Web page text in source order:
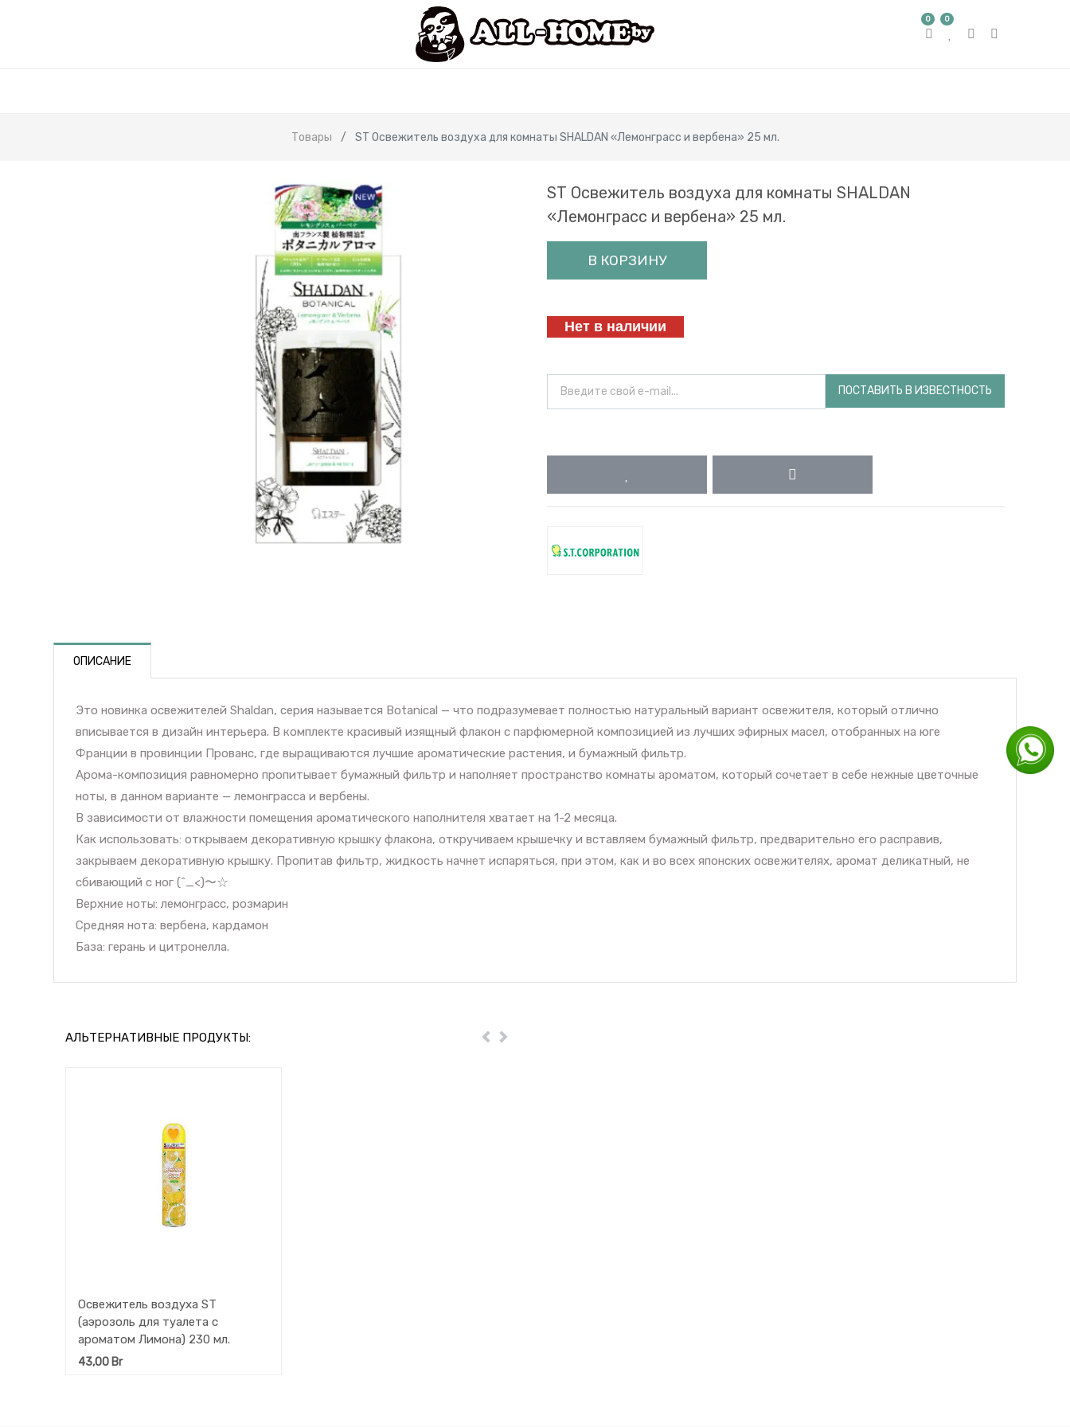
0 0
Товары ST Освежитель воздуха для комнаты SHALDAN «Лемонграсс и вербена» 25 мл.
ST Освежитель воздуха для комнаты SHALDAN
«Лемонграсс и вербена» 25 мл.
В КОРЗИНУ
Нет в наличии
ПОСТАВИТЬ В ИЗВЕСТНОСТЬ
ОПИСАНИЕ
Это новинка освежителей Shaldan, серия называется Botanical — что подразумевает полностью натуральный вариант освежителя, который отлично
вписывается в дизайн интерьера. В комплекте красивый изящный флакон с парфюмерной композицией из лучших эфирных масел, отобранных на юге
Франции в провинции Прованс, где выращиваются лучшие ароматические растения, и бумажный фильтр.
Арома-композиция равномерно пропитывает бумажный фильтр и наполняет пространство комнаты ароматом, который сочетает в себе нежные цветочные
ноты, в данном варианте — лемонграсса и вербены.
В зависимости от влажности помещения ароматического наполнителя хватает на 1-2 месяца.
Как использовать: открываем декоративную крышку флакона, откручиваем крышечку и вставляем бумажный фильтр, предварительно его расправив,
закрываем декоративную крышку. Пропитав фильтр, жидкость начнет испаряться, при этом, как и во всех японских освежителях, аромат деликатный, не
сбивающий с ног (^_<)〜☆
Верхние ноты: лемонграсс, розмарин
Средняя нота: вербена, кардамон
База: герань и цитронелла.
АЛЬТЕРНАТИВНЫЕ ПРОДУКТЫ: ПредДалее
Освежитель воздуха ST
(аэрозоль для туалета с
ароматом Лимона) 230 мл.
43,00 Br